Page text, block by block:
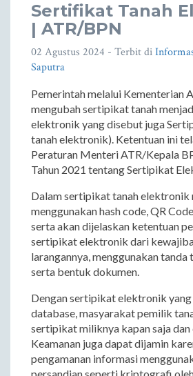
Sertifikat Tanah
| ATR/BPN
02 Agustus 2024 - Terbit di
Saputra
Pemerintah melalui Kementerian
mengubah sertipikat tanah
elektronik yang disebut juga
tanah elektronik). Ketentuan ini
Peraturan Menteri ATR/Kepala
Tahun 2021 tentang Sertipikat
Dalam sertipikat tanah elektronik
menggunakan hash code, QR
serta akan dijelaskan ketentuan
sertipikat elektronik dari
larangannya, menggunakan
serta bentuk dokumen.
Dengan sertipikat elektronik
database, masyarakat pemilik
sertipikat miliknya kapan saja dan
Keamanan juga dapat dijamin
pengamanan informasi